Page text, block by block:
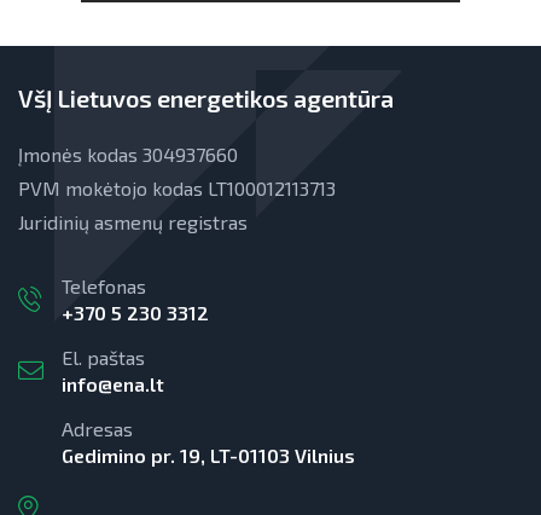
VšĮ Lietuvos energetikos agentūra
Įmonės kodas 304937660
PVM mokėtojo kodas LT100012113713
Juridinių asmenų registras
Telefonas
+370 5 230 3312
El. paštas
info@ena.lt
Adresas
Gedimino pr. 19, LT-01103 Vilnius